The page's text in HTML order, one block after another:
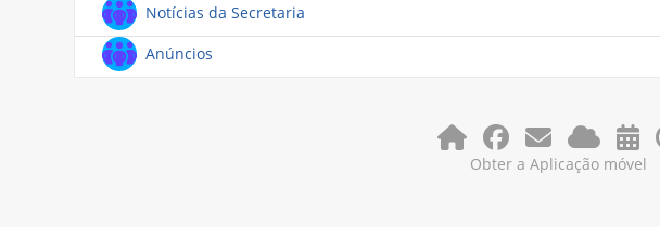
Notícias da Secretaria
Anúncios
Obter a Aplicação móvel